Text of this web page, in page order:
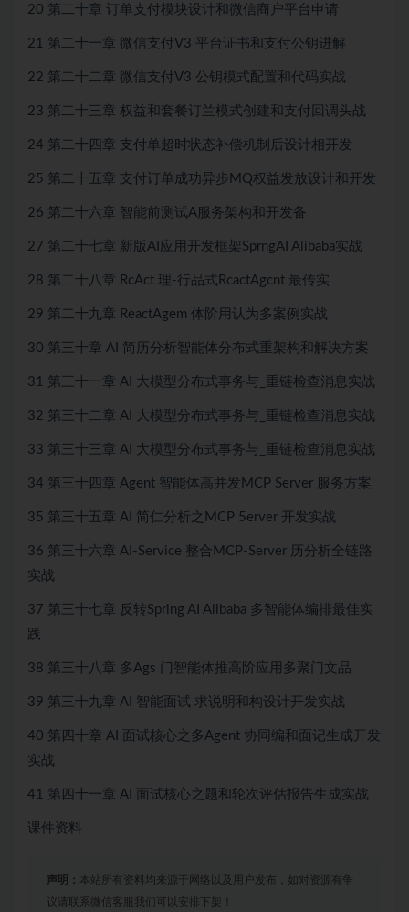
20 第二十章 订单支付模块设计和微信商户平台申请
21 第二十一章 微信支付V3 平台证书和支付公钥进解
22 第二十二章 微信支付V3 公钥模式配置和代码实战
23 第二十三章 权益和套餐订兰模式创建和支付回调头战
24 第二十四章 支付单超时状态补偿机制后设计相开发
25 第二十五章 支付订单成功异步MQ权益发放设计和开发
26 第二十六章 智能前测试A服务架构和开发备
27 第二十七章 新版AI应用开发框架SprngAI Alibaba实战
28 第二十八章 RcAct 理-行品式RcactAgcnt 最传实
29 第二十九章 ReactAgem 体阶用认为多案例实战
30 第三十章 AI 简历分析智能体分布式重架构和解决方案
31 第三十一章 AI 大模型分布式事务与_重链检查消息实战
32 第三十二章 AI 大模型分布式事务与_重链检查消息实战
33 第三十三章 AI 大模型分布式事务与_重链检查消息实战
34 第三十四章 Agent 智能体高并发MCP Server 服务方案
35 第三十五章 AI 简仁分析之MCP 5erver 开发实战
36 第三十六章 AI-Service 整合MCP-Server 历分析全链路
实战
37 第三十七章 反转Spring AI Alibaba 多智能体编排最佳实
践
38 第三十八章 多Ags 门智能体推高阶应用多聚门文品
39 第三十九章 AI 智能面试 求说明和构设计开发实战
40 第四十章 AI 面试核心之多Agent 协同编和面记生成开发
实战
41 第四十一章 AI 面试核心之题和轮次评估报告生成实战
课件资料
声明： 本站所有资料均来源于网络以及用户发布，如对资源有争
议请联系微信客服我们可以安排下架！